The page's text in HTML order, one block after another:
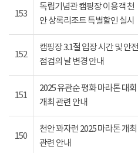
153
독립기념관 캠핑장 이용객 천
안 상록리조트 특별할인 실시
152
캠핑장 3.1절 입장 시간 및 안전
점검의 날 변경 안내
151
2025 유관순 평화 마라톤 대회
개최 관련 안내
150
천안 꽈자런 2025 마라톤 개최
관련 안내